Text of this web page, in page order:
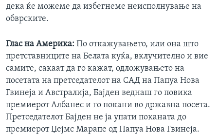
дека ќе можеме да избегнеме неисполнување на
обврските.
Глас на Америка: По откажувањето, или она што
претставниците на Белата куќа, вклучително и вие
самите, сакаат да го кажат, одложувањето на
посетата на претседателот на САД на Папуа Нова
Гвинеја и Австралија, Бајден веднаш го повика
премиерот Албанес и го покани во државна посета.
Претседателот Бајден не ја упати поканата до
премиерот Џејмс Марапе од Папуа Нова Гвинеја.